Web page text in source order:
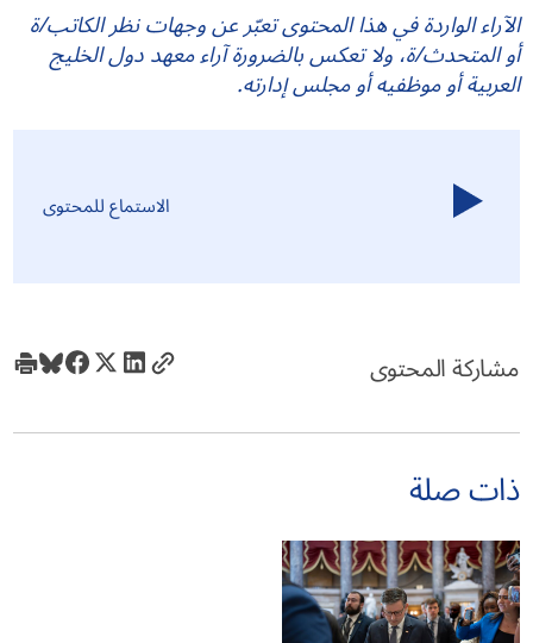
الآراء الواردة في هذا المحتوى تعبّر عن وجهات نظر الكاتب/ة
أو المتحدث/ة، ولا تعكس بالضرورة آراء معهد دول الخليج
العربية أو موظفيه أو مجلس إدارته.
الاستماع للمحتوى
مشاركة المحتوى
ذات صلة